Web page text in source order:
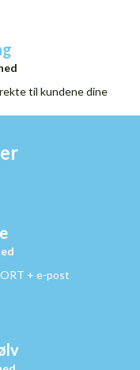
til kundene dine
+ e-post